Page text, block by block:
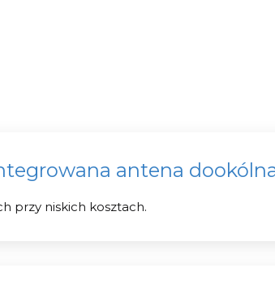
antena
przy niskich kosztach.